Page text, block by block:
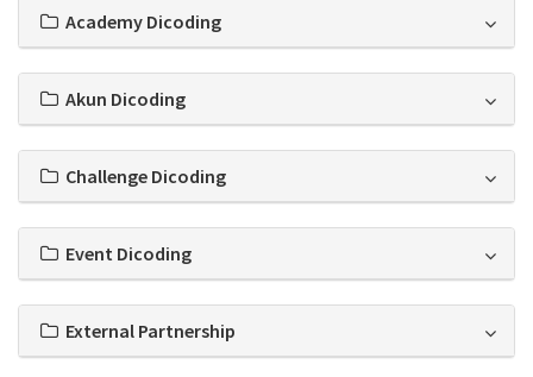
Academy Dicoding
Akun Dicoding
Challenge Dicoding
Event Dicoding
External Partnership